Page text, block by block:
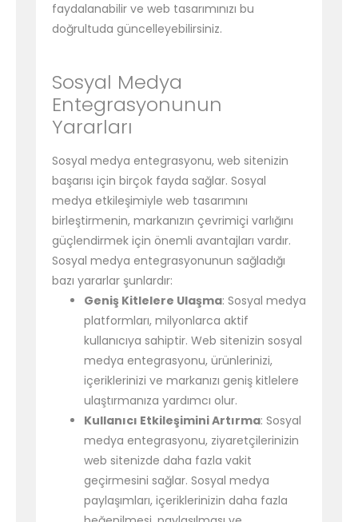
faydalanabilir ve web tasarımınızı bu
doğrultuda güncelleyebilirsiniz.
Sosyal Medya
Entegrasyonunun
Yararları
Sosyal medya entegrasyonu, web sitenizin
başarısı için birçok fayda sağlar. Sosyal
medya etkileşimiyle web tasarımını
birleştirmenin, markanızın çevrimiçi varlığını
güçlendirmek için önemli avantajları vardır.
Sosyal medya entegrasyonunun sağladığı
bazı yararlar şunlardır:
Geniş Kitlelere Ulaşma: Sosyal medya
platformları, milyonlarca aktif
kullanıcıya sahiptir. Web sitenizin sosyal
medya entegrasyonu, ürünlerinizi,
içeriklerinizi ve markanızı geniş kitlelere
ulaştırmanıza yardımcı olur.
Kullanıcı Etkileşimini Artırma: Sosyal
medya entegrasyonu, ziyaretçilerinizin
web sitenizde daha fazla vakit
geçirmesini sağlar. Sosyal medya
paylaşımları, içeriklerinizin daha fazla